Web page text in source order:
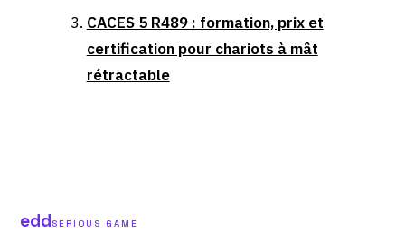
CACES 5 R489 : formation, prix et
certification pour chariots à mât
rétractable
eddSERIOUS GAME